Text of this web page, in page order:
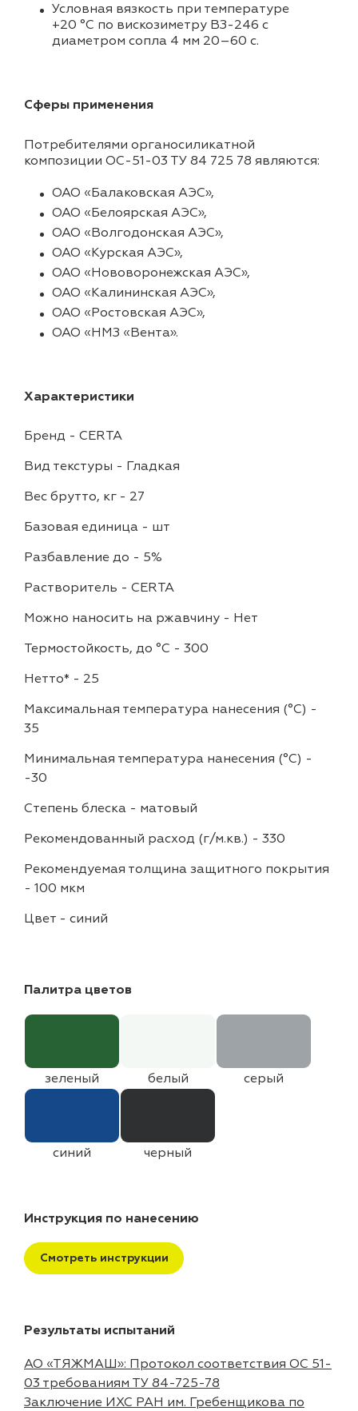
Условная вязкость при температуре
+20 °C по вискозиметру ВЗ-246 с
диаметром сопла 4 мм 20–60 с.
Сферы применения
Потребителями органосиликатной
композиции ОС-51-03 ТУ 84 725 78 являются:
ОАО «Балаковская АЭС»,
ОАО «Белоярская АЭС»,
ОАО «Волгодонская АЭС»,
ОАО «Курская АЭС»,
ОАО «Нововоронежская АЭС»,
ОАО «Калининская АЭС»,
ОАО «Ростовская АЭС»,
ОАО «НМЗ «Вента».
Характеристики
Бренд - CERTA
Вид текстуры - Гладкая
Вес брутто, кг - 27
Базовая единица - шт
Разбавление до - 5%
Растворитель - CERTA
Можно наносить на ржавчину - Нет
Термостойкость, до °C - 300
Нетто* - 25
Максимальная температура нанесения (°С) -
35
Минимальная температура нанесения (°С) -
-30
Степень блеска - матовый
Рекомендованный расход (г/м.кв.) - 330
Рекомендуемая толщина защитного покрытия
- 100 мкм
Цвет - синий
Палитра цветов
зеленый белый серый
синий черный
Инструкция по нанесению
Смотреть инструкции
Результаты испытаний
АО «ТЯЖМАШ»: Протокол соответствия ОС 51-
03 требованиям ТУ 84-725-78
Заключение ИХС РАН им. Гребенщикова по